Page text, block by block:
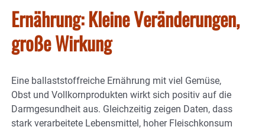
Ernährung: Kleine Veränderungen,
große Wirkung
Eine ballaststoffreiche Ernährung mit viel Gemüse,
Obst und Vollkornprodukten wirkt sich positiv auf die
Darmgesundheit aus. Gleichzeitig zeigen Daten, dass
stark verarbeitete Lebensmittel, hoher Fleischkonsum